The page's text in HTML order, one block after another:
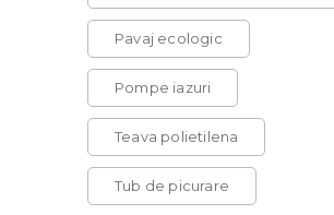
Pavaj ecologic
Pompe iazuri
Teava polietilena
Tub de picurare